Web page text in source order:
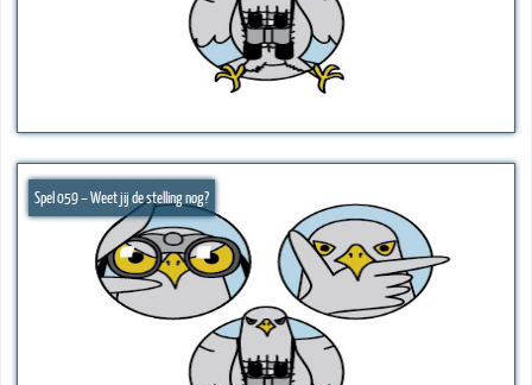
Spel 059 – Weet jij de stelling nog?